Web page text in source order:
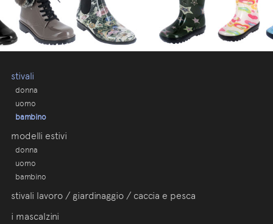
STAMPI E MACCHINARI
COMUNICAZIONE
stivali
donna
uomo
bambino
modelli estivi
donna
uomo
bambino
stivali lavoro / giardinaggio / caccia e pesca
i mascalzini